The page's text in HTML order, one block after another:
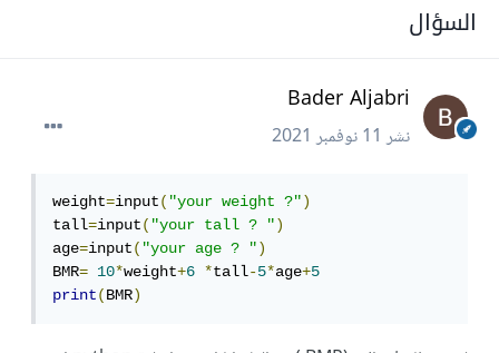
السؤال
Bader Aljabri
نشر11 نوفمبر 2021
weight=input("your weight ?")
tall=input("your tall ? ")
age=input("your age ? ")
BMR= 10*weight+6 *tall-5*age+5
print(BMR)